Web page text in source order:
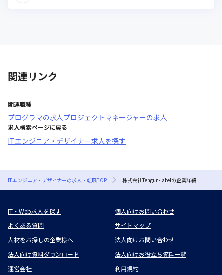
関連リンク
関連職種
プログラマの求人 プロジェクトマネージャーの求人
求人検索ページに戻る
ITエンジニア・デザイナー求人を探す
ITエンジニア・デザイナーの求人・転職TOP 株式会社Tengun-labelの企業詳細
IT・Web求人を探す
個人向けお問い合わせ
よくある質問
サイトマップ
人材をお探しの企業様へ
法人向けお問い合わせ
法人向け資料ダウンロード
法人向けお役立ち資料一覧
運営会社
利用規約